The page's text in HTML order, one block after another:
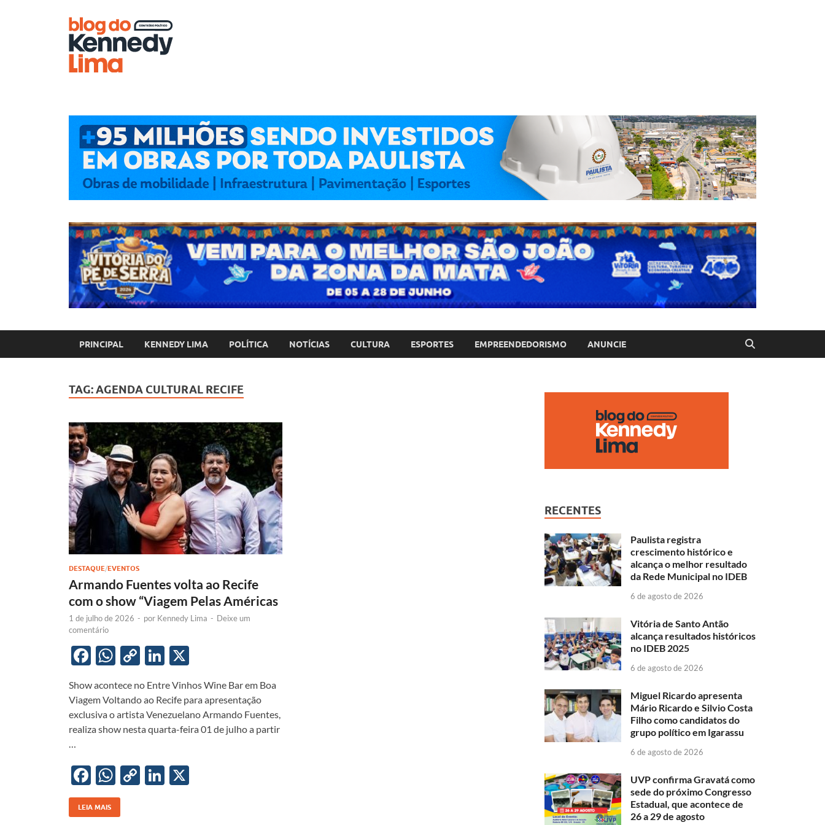
PRINCIPAL KENNEDY LIMA POLÍTICA NOTÍCIAS CULTURA ESPORTES EMPREENDEDORISMO ANUNCIE
TAG:AGENDA CULTURAL RECIFE
DESTAQUE/EVENTOS
Armando Fuentes volta ao Recife
com o show “Viagem Pelas Américas
1 de julho de 2026 - por Kennedy Lima - Deixe um
comentário
F
e
b
o
k
W
at
s
A
p
C
p
y
Li
k
Li
k
e
dI
Show acontece no Entre Vinhos Wine Bar em Boa
Viagem Voltando ao Recife para apresentação
exclusiva o artista Venezuelano Armando Fuentes,
realiza show nesta quarta-feira 01 de julho a partir
…
F
ac
e
W
h
at
C
Li
LEIA MAIS
RECENTES
Paulista registra
crescimento histórico e
alcança o melhor resultado
da Rede Municipal no IDEB
6 de agosto de 2026
Vitória de Santo Antão
alcança resultados históricos
no IDEB 2025
6 de agosto de 2026
Miguel Ricardo apresenta
Mário Ricardo e Silvio Costa
Filho como candidatos do
grupo político em Igarassu
6 de agosto de 2026
UVP confirma Gravatá como
sede do próximo Congresso
Estadual, que acontece de
26 a 29 de agosto